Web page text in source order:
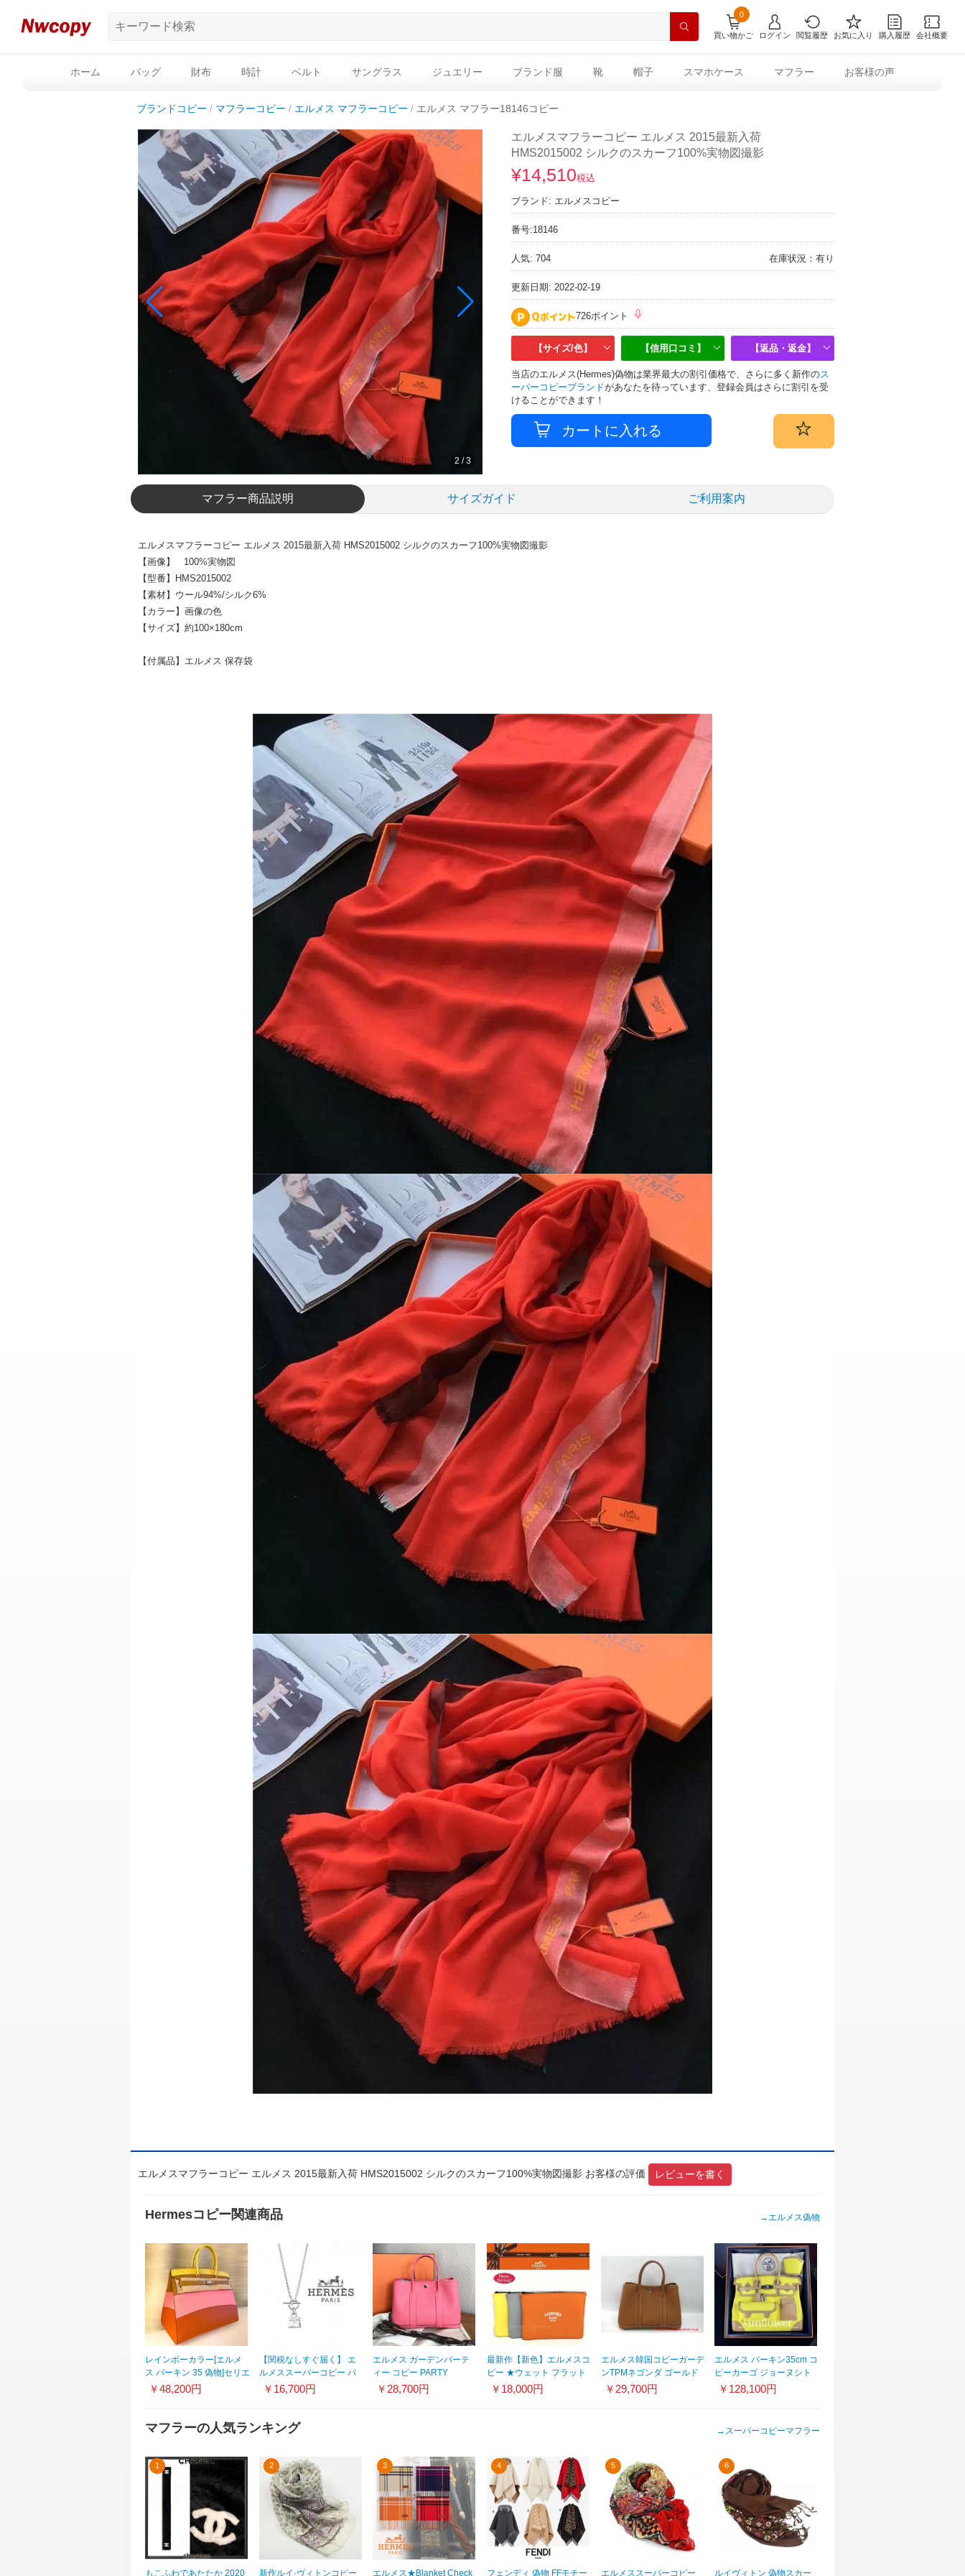
買い物かご
0
ログイン 閲覧履歴 お気に入り 購入履歴 会社概要
ホーム バッグ 財布 時計 ベルト サングラス ジュエリー ブランド服 靴 帽子 スマホケース マフラー お客様の声
ブランドコピー マフラーコピー エルメス マフラーコピー エルメス マフラー18146コピー
3 /3
エルメスマフラーコピー エルメス 2015最新入荷
HMS2015002 シルクのスカーフ100%実物図撮影
¥14,510税込
ブランド: エルメスコピー
番号:18146
人気: 704 在庫状況：有り
更新日期: 2022-02-19
726ポイント
【サイズ/色】 【信用口コミ】 【返品・返金】
当店のエルメス(Hermes)偽物は業界最大の割引価格で、さらに多く新作のス
ーパーコピーブランドがあなたを待っています、登録会員はさらに割引を受
けることができます！
マフラー商品説明 サイズガイド ご利用案内
エルメスマフラーコピー エルメス 2015最新入荷 HMS2015002 シルクのスカーフ100%実物図撮影
【画像】 100%実物図
【型番】HMS2015002
【素材】ウール94%/シルク6%
【カラー】画像の色
【サイズ】約100×180cm
【付属品】エルメス 保存袋
エルメスマフラーコピー エルメス 2015最新入荷 HMS2015002 シルクのスカーフ100%実物図撮影 お客様の評価 レビューを書く
Hermesコピー関連商品 →エルメス偽物
レインボーカラー[エルメ
ス バーキン 35 偽物]セリエ
レインボー/エプソン/シル
￥48,200円
【関税なしすぐ届く】 エ
ルメススーパーコピー バ
ーキン ペンダント
￥16,700円
エルメス ガーデンパーテ
ィー コピー PARTY
TPM30 ローズアザレ
￥28,700円
最新作【新色】エルメスコ
ピー ★ウェット フラット
ポーチ＆クラッチ
￥18,000円
エルメス韓国コピーガーデ
ンTPMネゴンダ ゴールド
エルメスB49
￥29,700円
エルメス バーキン35cm コ
ピーカーゴ ジョーヌシト
ロン×チャイ/S金具
￥128,100円
マフラーの人気ランキング → スーパーコピーマフラー
1
もこふわであたたか 2020
2
新作ルイ·ヴィトンコピー
3
エルメス★Blanket Check
4
フェンディ 偽物 FFモチー
5
エルメススーパーコピー
6
ルイヴィトン 偽物スカー